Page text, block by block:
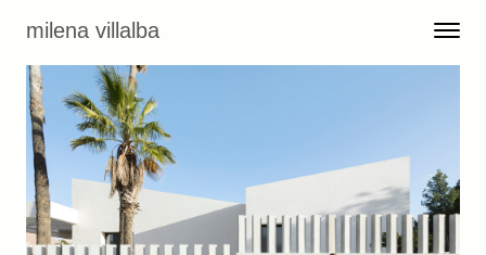
milena villalba Toggle
Menu